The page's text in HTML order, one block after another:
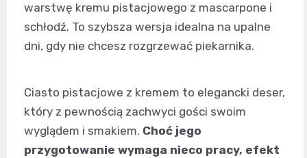
warstwę kremu pistacjowego z mascarpone i
schłodź. To szybsza wersja idealna na upalne
dni, gdy nie chcesz rozgrzewać piekarnika.
Ciasto pistacjowe z kremem to elegancki deser,
który z pewnością zachwyci gości swoim
wyglądem i smakiem. Choć jego
przygotowanie wymaga nieco pracy, efekt